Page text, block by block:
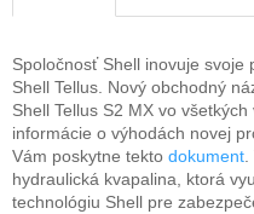
Spoločnosť Shell inovuje svoje
Shell Tellus. Nový obchodný
Shell Tellus S2 MX vo
informácie o výhodách novej
Vám poskytne tekto dokument
hydraulická kvapalina, ktorá
technológiu Shell pre